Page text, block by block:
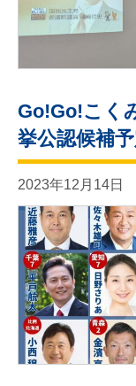
Go!Go!こく
挙公認候補
2023年12月14日